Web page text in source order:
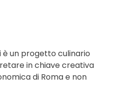
un progetto culinario
in chiave creativa
di Roma e non